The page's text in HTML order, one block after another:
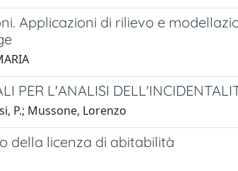
Applicazioni di rilievo e
PER L'ANALISI
P.; Mussone, Lorenzo
della licenza di abitabilità